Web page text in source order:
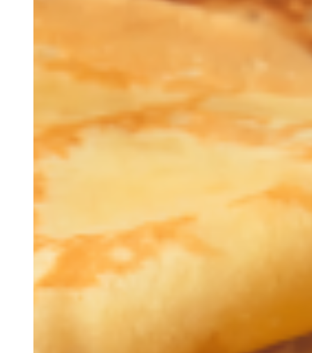
Nazari Restaurante
Alma Mater
Cowork
Blog
Grupos